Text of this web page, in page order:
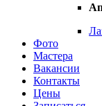
Фото
Мастера
Вакансии
Контакты
Цены